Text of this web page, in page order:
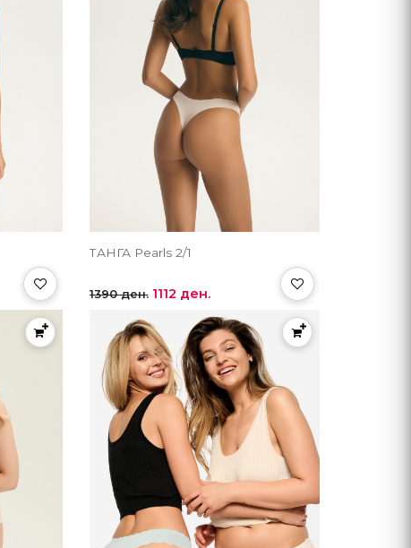
ТАНГА Pearls 2/1
1390 ден. 1112 ден.